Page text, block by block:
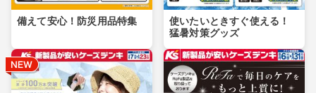
備えて安心！防災用品特集
使いたいときすぐ使える！
猛暑対策グッズ